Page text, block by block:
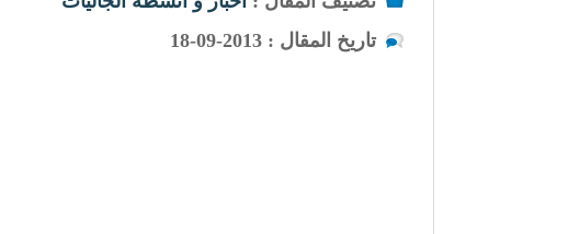
تاريخ المقال : 2013-09-18